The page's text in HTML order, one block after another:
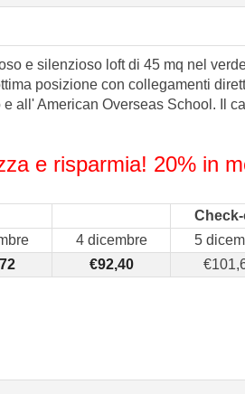
e silenzioso loft di 45 mq nel
posizione con collegamenti
all' American Overseas School. Il
e risparmia! 20% in
4 dicembre 5
€92,40 €101